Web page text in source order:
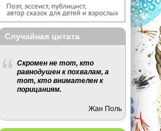
Случайная цитата
Скромен не тот, кто
равнодушен к похвалам, а
тот, кто внимателен к
порицаниям.
Жан Поль